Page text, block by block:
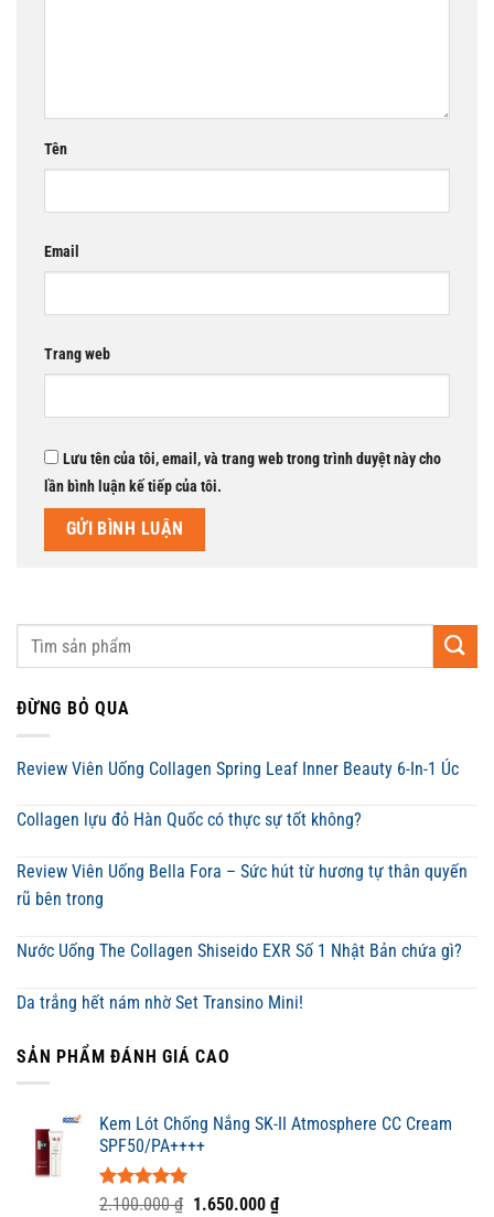
Tên
Email
Trang web
Lưu tên của tôi, email, và trang web trong trình duyệt này cho
lần bình luận kế tiếp của tôi.
ĐỪNG BỎ QUA
Review Viên Uống Collagen Spring Leaf Inner Beauty 6-In-1 Úc
Collagen lựu đỏ Hàn Quốc có thực sự tốt không?
Review Viên Uống Bella Fora – Sức hút từ hương tự thân quyến
rũ bên trong
Nước Uống The Collagen Shiseido EXR Số 1 Nhật Bản chứa gì?
Da trắng hết nám nhờ Set Transino Mini!
SẢN PHẨM ĐÁNH GIÁ CAO
Kem Lót Chống Nắng SK-II Atmosphere CC Cream
SPF50/PA++++
Được xếp
2.100.000₫ Giá
1.650.000 ₫Giá